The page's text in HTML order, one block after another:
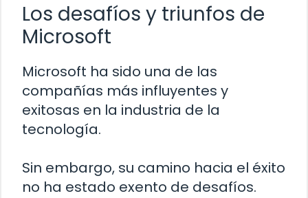
Los desafíos y triunfos de
Microsoft
Microsoft ha sido una de las
compañías más influyentes y
exitosas en la industria de la
tecnología.
Sin embargo, su camino hacia el éxito
no ha estado exento de desafíos.